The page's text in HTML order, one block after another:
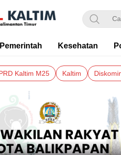
Pemerintah Kesehatan
Kaltim M25 Kaltim